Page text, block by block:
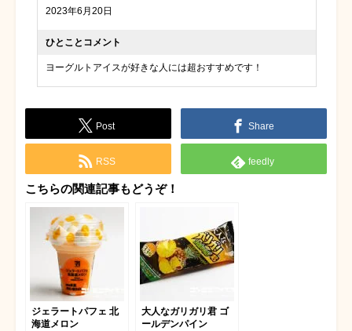
2023年6月20日
ひとことコメント
ヨーグルトアイスが好きな人には超おすすめです！
Post Share
RSS feedly
こちらの関連記事もどうぞ！
ジェラートパフェ 北
海道メロン
大人なガリガリ君 ゴ
ールデンパイン